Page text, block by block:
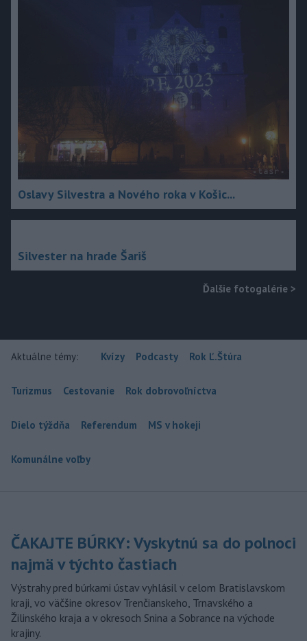
Oslavy Silvestra a Nového roka v Košic...
Silvester na hrade Šariš
Ďalšie fotogalérie >
Aktuálne témy: Kvízy Podcasty Rok Ľ.Štúra
Turizmus Cestovanie Rok dobrovoľníctva
Dielo týždňa Referendum MS v hokeji
Komunálne voľby
ČAKAJTE BÚRKY: Vyskytnú sa do polnoci
najmä v týchto častiach
Výstrahy pred búrkami ústav vyhlásil v celom Bratislavskom
kraji, vo väčšine okresov Trenčianskeho, Trnavského a
Žilinského kraja a v okresoch Snina a Sobrance na východe
krajiny.